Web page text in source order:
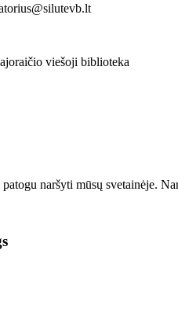
viešoji biblioteka
naršyti mūsų svetainėje.